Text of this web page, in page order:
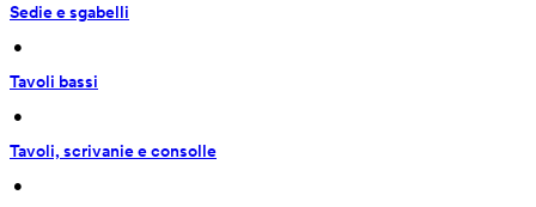
Sedie e sgabelli
•
Tavoli bassi
•
Tavoli, scrivanie e consolle
•